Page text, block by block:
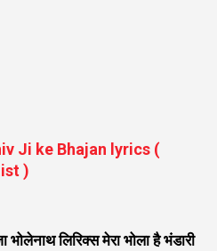
Ji ke Bhajan lyrics (
)
लिरिक्स मेरा भोला है भंडारी